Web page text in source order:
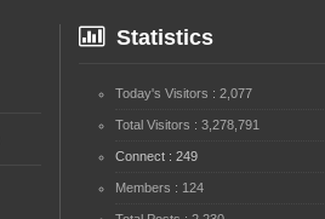
Statistics
Today's Visitors : 2,077
Total Visitors : 3,278,791
Connect : 249
Members : 124